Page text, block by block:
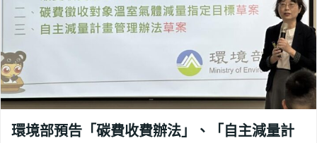
環境部預告「碳費收費辦法」、「自主減量計